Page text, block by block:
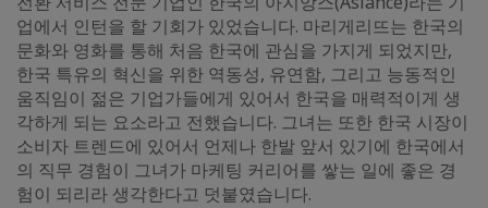
업에서 인턴을 할 기회가 있었습니다. 마리게리뜨는 한국의
문화와 영화를 통해 처음 한국에 관심을 가지게 되었지만,
한국 특유의 혁신을 위한 역동성, 유연함, 그리고 능동적인
움직임이 젊은 기업가들에게 있어서 한국을 매력적이게 생
각하게 되는 요소라고 전했습니다. 그녀는 또한 한국 시장이
소비자 트렌드에 있어서 언제나 한발 앞서 있기에 한국에서
의 직무 경험이 그녀가 마케팅 커리어를 쌓는 일에 좋은 경
험이 되리라 생각한다고 덧붙였습니다.